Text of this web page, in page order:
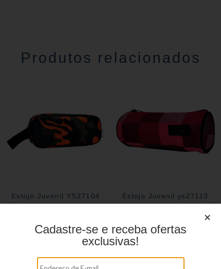
Produtos relacionados
Estojo Juvenil YS27104 Estojo Juvenil ys27113
Cadastre-se e receba ofertas
exclusivas!